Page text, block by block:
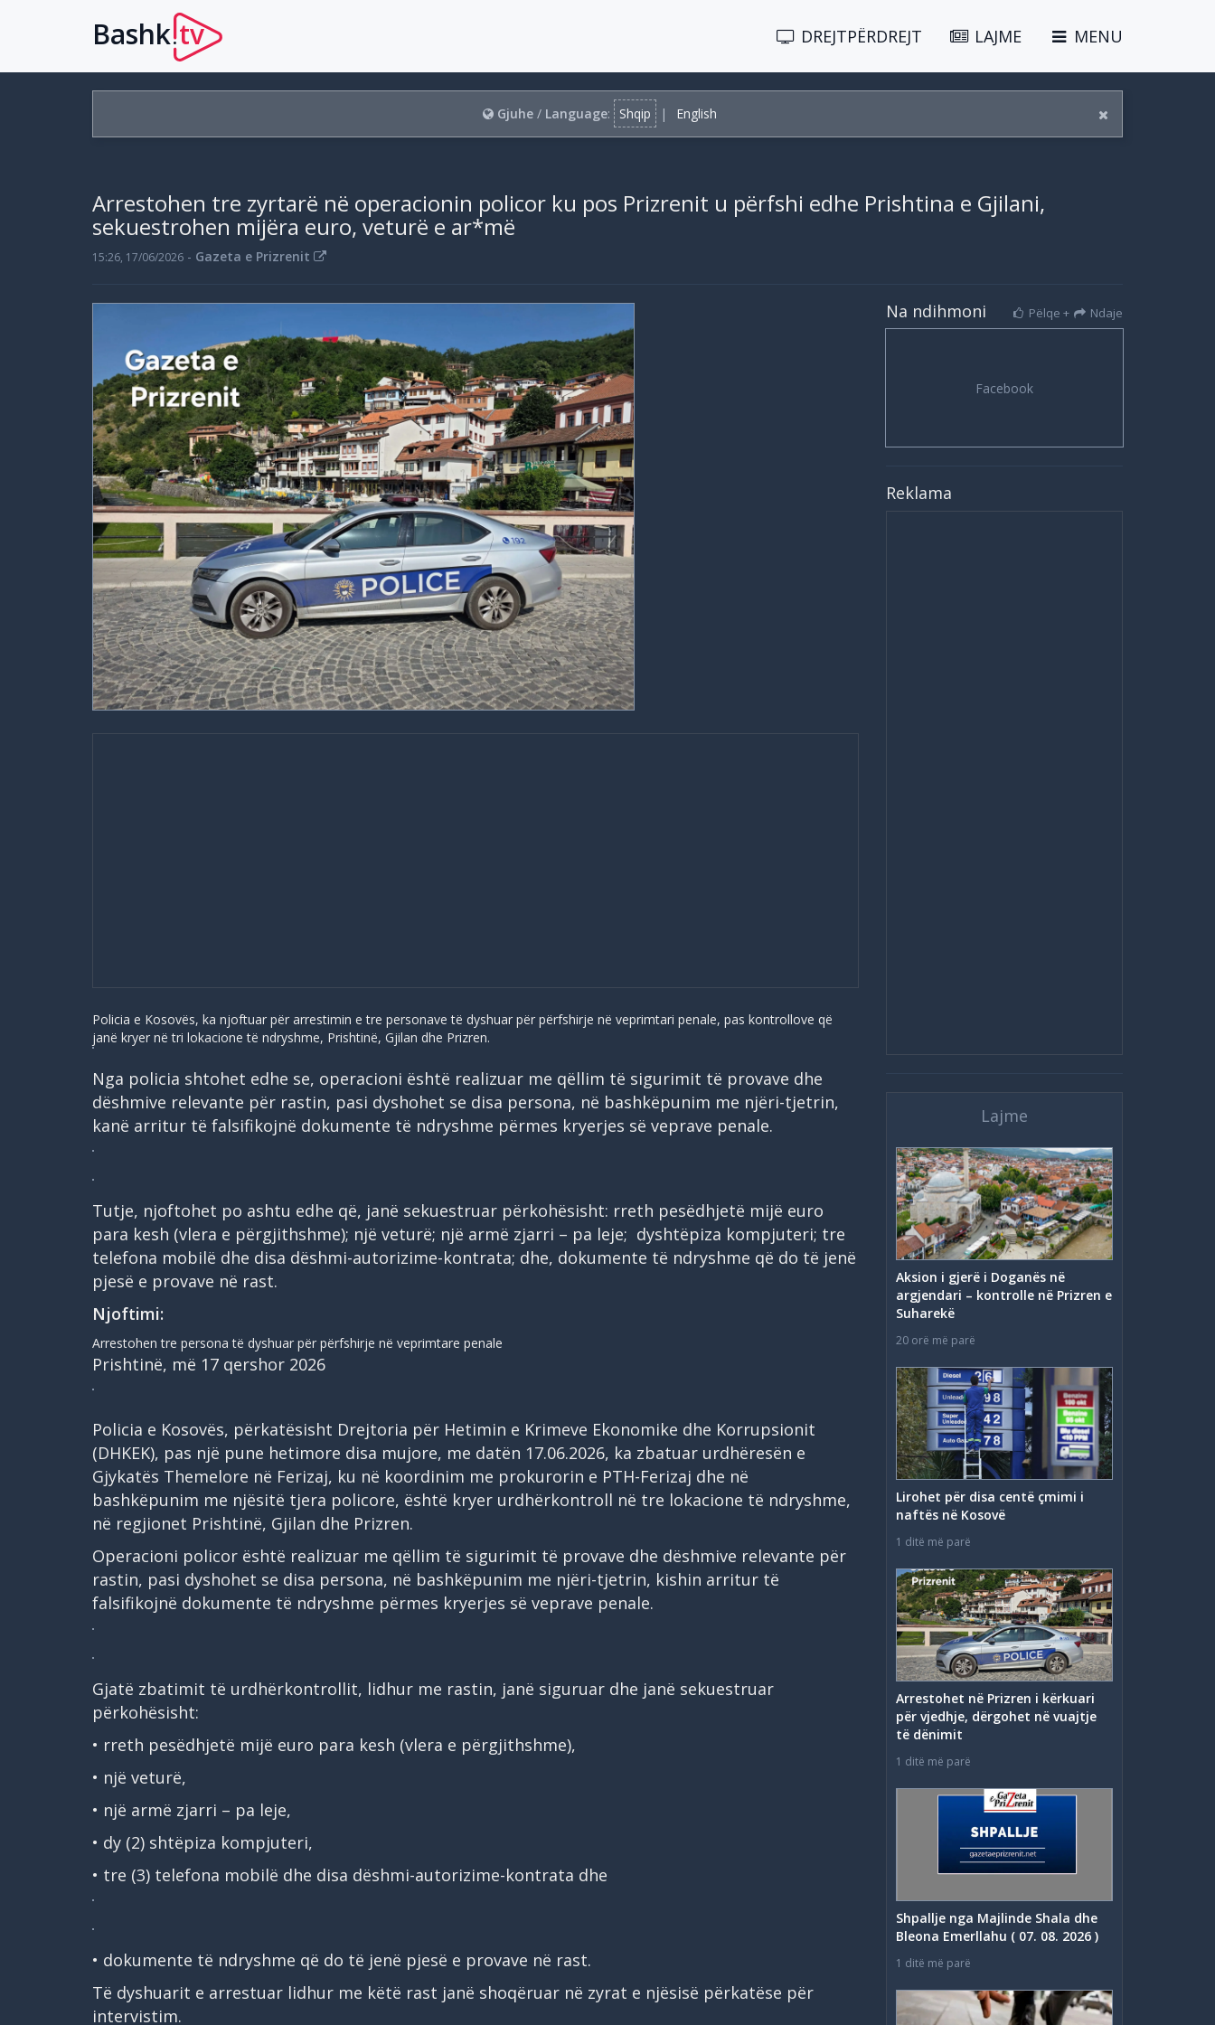
Bashk.tv DREJTPËRDREJT LAJME MENU
Gjuhe / Language: Shqip | English
Arrestohen tre zyrtarë në operacionin policor ku pos Prizrenit u përfshi edhe Prishtina e Gjilani,
sekuestrohen mijëra euro, veturë e ar*më
15:26, 17/06/2026 - Gazeta e Prizrenit
Policia e Kosovës, ka njoftuar për arrestimin e tre personave të dyshuar për përfshirje në veprimtari penale, pas kontrollove që
janë kryer në tri lokacione të ndryshme, Prishtinë, Gjilan dhe Prizren.
Nga policia shtohet edhe se, operacioni është realizuar me qëllim të sigurimit të provave dhe
dëshmive relevante për rastin, pasi dyshohet se disa persona, në bashkëpunim me njëri-tjetrin,
kanë arritur të falsifikojnë dokumente të ndryshme përmes kryerjes së veprave penale.
Tutje, njoftohet po ashtu edhe që, janë sekuestruar përkohësisht: rreth pesëdhjetë mijë euro
para kesh (vlera e përgjithshme); një veturë; një armë zjarri – pa leje; dyshtëpiza kompjuteri; tre
telefona mobilë dhe disa dëshmi-autorizime-kontrata; dhe, dokumente të ndryshme që do të jenë
pjesë e provave në rast.
Njoftimi:
Arrestohen tre persona të dyshuar për përfshirje në veprimtare penale
Prishtinë, më 17 qershor 2026
Policia e Kosovës, përkatësisht Drejtoria për Hetimin e Krimeve Ekonomike dhe Korrupsionit
(DHKEK), pas një pune hetimore disa mujore, me datën 17.06.2026, ka zbatuar urdhëresën e
Gjykatës Themelore në Ferizaj, ku në koordinim me prokurorin e PTH-Ferizaj dhe në
bashkëpunim me njësitë tjera policore, është kryer urdhërkontroll në tre lokacione të ndryshme,
në regjionet Prishtinë, Gjilan dhe Prizren.
Operacioni policor është realizuar me qëllim të sigurimit të provave dhe dëshmive relevante për
rastin, pasi dyshohet se disa persona, në bashkëpunim me njëri-tjetrin, kishin arritur të
falsifikojnë dokumente të ndryshme përmes kryerjes së veprave penale.
Gjatë zbatimit të urdhërkontrollit, lidhur me rastin, janë siguruar dhe janë sekuestruar
përkohësisht:
• rreth pesëdhjetë mijë euro para kesh (vlera e përgjithshme),
• një veturë,
• një armë zjarri – pa leje,
• dy (2) shtëpiza kompjuteri,
• tre (3) telefona mobilë dhe disa dëshmi-autorizime-kontrata dhe
• dokumente të ndryshme që do të jenë pjesë e provave në rast.
Të dyshuarit e arrestuar lidhur me këtë rast janë shoqëruar në zyrat e njësisë përkatëse për
intervistim.
Na ndihmoni Pëlqe + Ndaje
Reklama
Lajme
Aksion i gjerë i Doganës në
argjendari – kontrolle në Prizren e
Suharekë
20 orë më parë
Lirohet për disa centë çmimi i
naftës në Kosovë
1 ditë më parë
Arrestohet në Prizren i kërkuari
për vjedhje, dërgohet në vuajtje
të dënimit
1 ditë më parë
Shpallje nga Majlinde Shala dhe
Bleona Emerllahu ( 07. 08. 2026 )
1 ditë më parë